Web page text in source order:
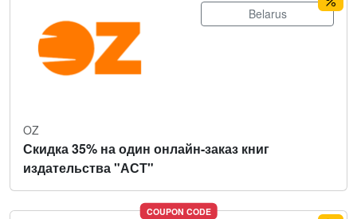
Belarus
OZ
Скидка 35% на один онлайн-заказ книг
издательства "АСТ"
COUPON CODE